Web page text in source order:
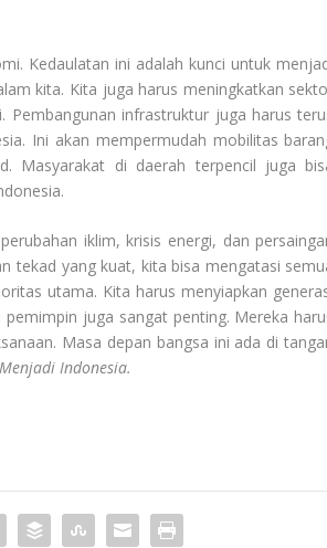
Kedaulatan ini adalah kunci untuk
kita. Kita juga harus meningkatkan
Pembangunan infrastruktur juga harus
Ini akan mempermudah mobilitas
Masyarakat di daerah terpencil juga
iklim, krisis energi, dan
tekad yang kuat, kita bisa mengatasi
utama. Kita harus menyiapkan
juga sangat penting. Mereka
Masa depan bangsa ini ada di
Menjadi Indonesia.